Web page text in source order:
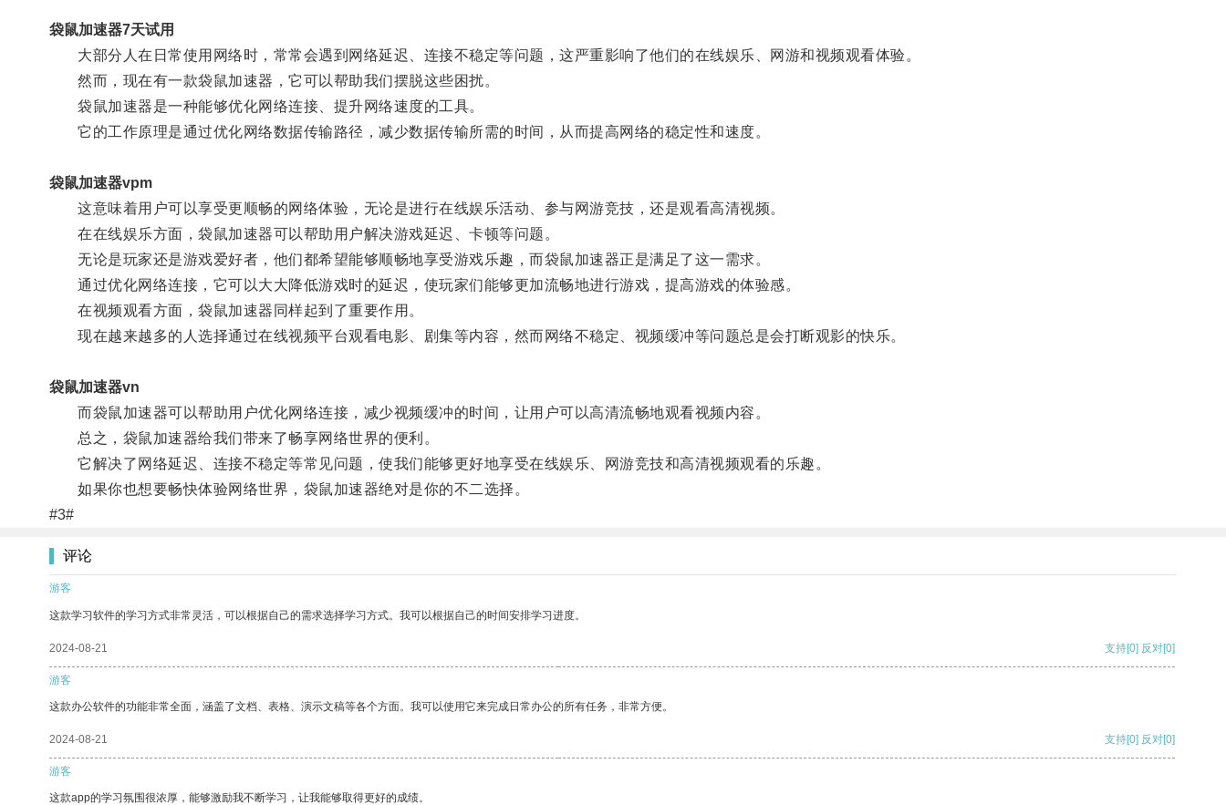
袋鼠加速器7天试用
大部分人在日常使用网络时，常常会遇到网络延迟、连接不稳定等问题，这严重影响了他们的在线娱乐、网游和视频观看体验。
然而，现在有一款袋鼠加速器，它可以帮助我们摆脱这些困扰。
袋鼠加速器是一种能够优化网络连接、提升网络速度的工具。
它的工作原理是通过优化网络数据传输路径，减少数据传输所需的时间，从而提高网络的稳定性和速度。
袋鼠加速器vpm
这意味着用户可以享受更顺畅的网络体验，无论是进行在线娱乐活动、参与网游竞技，还是观看高清视频。
在在线娱乐方面，袋鼠加速器可以帮助用户解决游戏延迟、卡顿等问题。
无论是玩家还是游戏爱好者，他们都希望能够顺畅地享受游戏乐趣，而袋鼠加速器正是满足了这一需求。
通过优化网络连接，它可以大大降低游戏时的延迟，使玩家们能够更加流畅地进行游戏，提高游戏的体验感。
在视频观看方面，袋鼠加速器同样起到了重要作用。
现在越来越多的人选择通过在线视频平台观看电影、剧集等内容，然而网络不稳定、视频缓冲等问题总是会打断观影的快乐。
袋鼠加速器vn
而袋鼠加速器可以帮助用户优化网络连接，减少视频缓冲的时间，让用户可以高清流畅地观看视频内容。
总之，袋鼠加速器给我们带来了畅享网络世界的便利。
它解决了网络延迟、连接不稳定等常见问题，使我们能够更好地享受在线娱乐、网游竞技和高清视频观看的乐趣。
如果你也想要畅快体验网络世界，袋鼠加速器绝对是你的不二选择。
#3#
评论
游客
这款学习软件的学习方式非常灵活，可以根据自己的需求选择学习方式。我可以根据自己的时间安排学习进度。
2024-08-21 支持[0] 反对[0]
游客
这款办公软件的功能非常全面，涵盖了文档、表格、演示文稿等各个方面。我可以使用它来完成日常办公的所有任务，非常方便。
2024-08-21 支持[0] 反对[0]
游客
这款app的学习氛围很浓厚，能够激励我不断学习，让我能够取得更好的成绩。